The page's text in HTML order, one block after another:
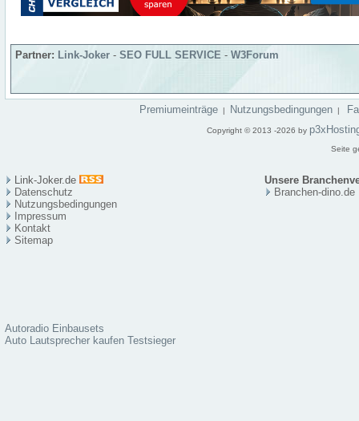
Partner: Link-Joker - SEO FULL SERVICE - W3Forum
Premiumeinträge | Nutzungsbedingungen |
Copyright © 2013 -2026 by
Seite
Link-Joker.de
Unsere
Datenschutz
Nutzungsbedingungen
Impressum
Kontakt
Sitemap
Branchen-dino.de
Autoradio Einbausets
Auto Lautsprecher kaufen Testsieger